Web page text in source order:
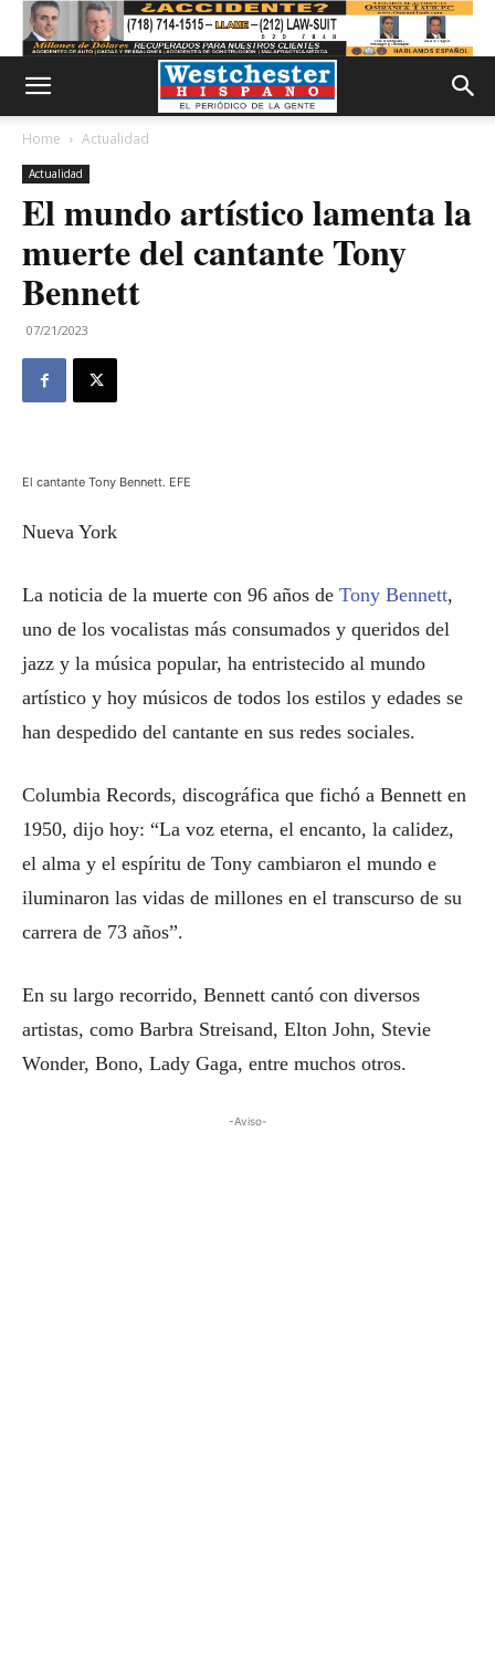
Home Actualidad
Actualidad
El mundo artístico lamenta la
muerte del cantante Tony
Bennett
07/21/2023
El cantante Tony Bennett. EFE
Nueva York
La noticia de la muerte con 96 años de Tony Bennett,
uno de los vocalistas más consumados y queridos del
jazz y la música popular, ha entristecido al mundo
artístico y hoy músicos de todos los estilos y edades se
han despedido del cantante en sus redes sociales.
Columbia Records, discográfica que fichó a Bennett en
1950, dijo hoy: “La voz eterna, el encanto, la calidez,
el alma y el espíritu de Tony cambiaron el mundo e
iluminaron las vidas de millones en el transcurso de su
carrera de 73 años”.
En su largo recorrido, Bennett cantó con diversos
artistas, como Barbra Streisand, Elton John, Stevie
Wonder, Bono, Lady Gaga, entre muchos otros.
-Aviso-